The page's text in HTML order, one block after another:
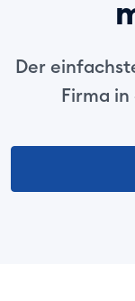
Der
Firma